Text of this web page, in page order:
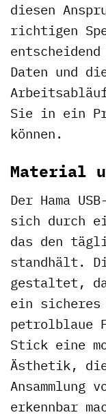
diesen
richtigen
Daten und
Sie in ein
können.
Material
Der Hama
sich durch
das den
standhält.
gestaltet,
ein sicheres
petrolblaue
Stick eine
Ästhetik,
Ansammlung
erkennbar